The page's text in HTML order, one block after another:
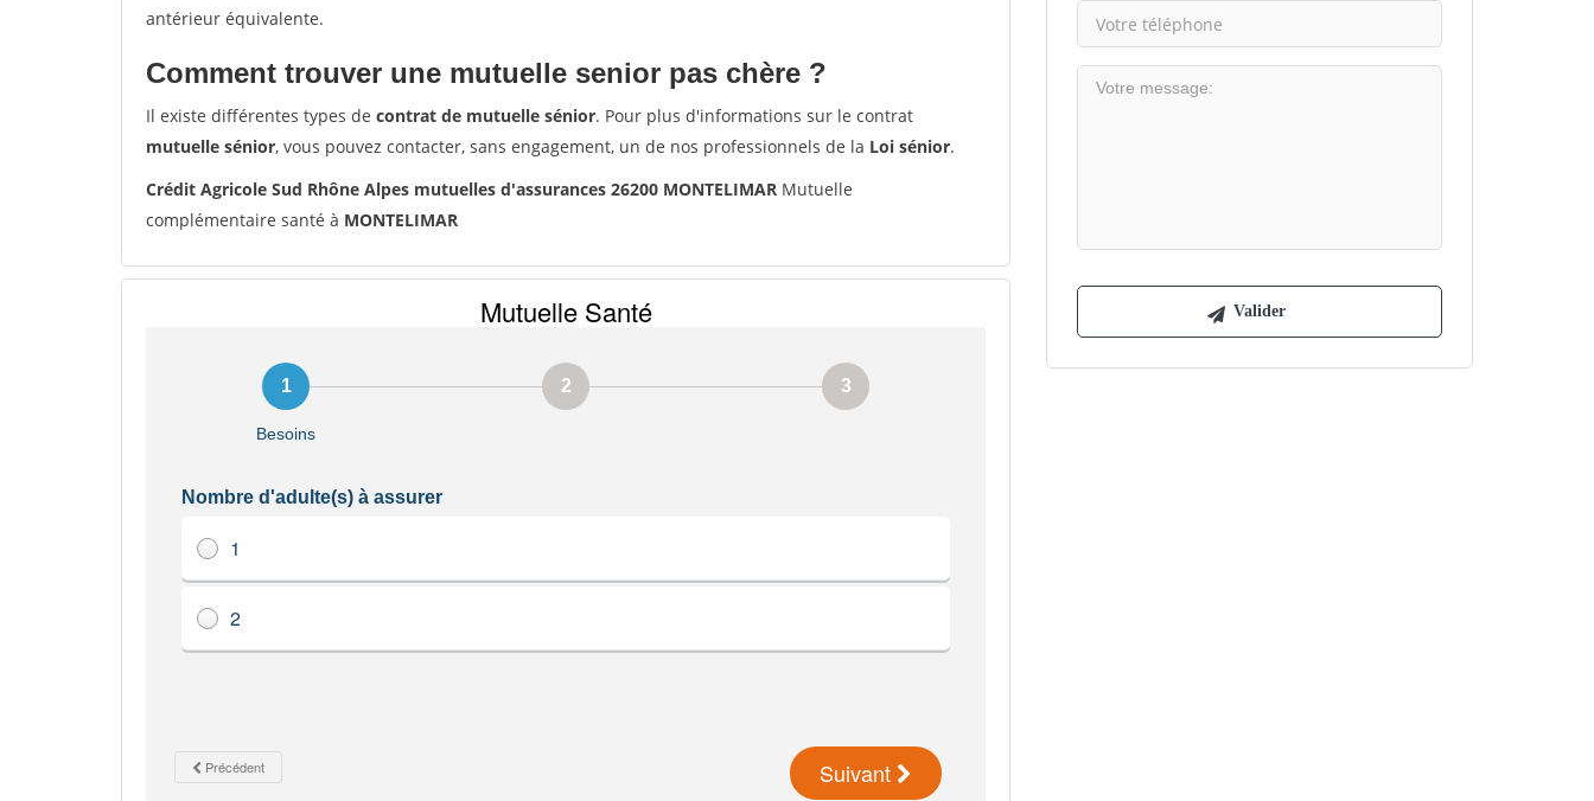
antérieur équivalente.
Comment trouver une mutuelle senior pas chère ?
Il existe différentes types de contrat de mutuelle sénior. Pour plus d'informations sur le contrat
mutuelle sénior, vous pouvez contacter, sans engagement, un de nos professionnels de la Loi sénior.
Crédit Agricole Sud Rhône Alpes mutuelles d'assurances 26200 MONTELIMAR Mutuelle
complémentaire santé à MONTELIMAR